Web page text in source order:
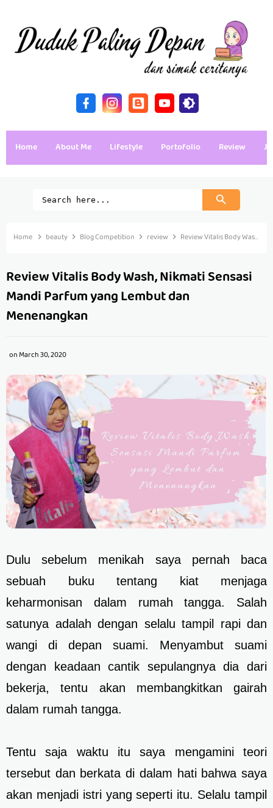
Home About Me Lifestyle Portofolio Review
Home beauty Blog Competition review Review Vitalis Body Wash, Nikmati Sensasi Mandi Parfum yang Lembut dan Menenangkan
Review Vitalis Body Wash, Nikmati Sensasi
Mandi Parfum yang Lembut dan
Menenangkan
onMarch 30, 2020
Dulu sebelum menikah saya pernah baca
sebuah buku tentang kiat menjaga
keharmonisan dalam rumah tangga. Salah
satunya adalah dengan selalu tampil rapi dan
wangi di depan suami. Menyambut suami
dengan keadaan cantik sepulangnya dia dari
bekerja, tentu akan membangkitkan gairah
dalam rumah tangga.
Tentu saja waktu itu saya mengamini teori
tersebut dan berkata di dalam hati bahwa saya
akan menjadi istri yang seperti itu. Selalu tampil